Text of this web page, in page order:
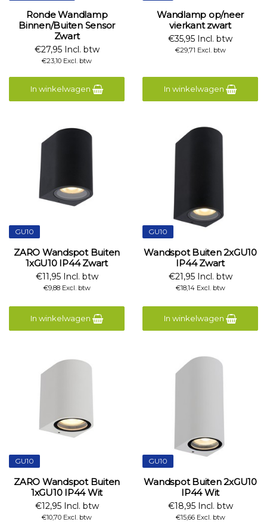
Ronde Wandlamp
Binnen/Buiten Sensor
Zwart
€27,95 Incl. btw
€23,10 Excl. btw
In winkelwagen
Wandlamp op/neer
vierkant zwart
€35,95 Incl. btw
€29,71 Excl. btw
In winkelwagen
GU10
ZARO Wandspot Buiten
1xGU10 IP44 Zwart
€11,95 Incl. btw
€9,88 Excl. btw
In winkelwagen
GU10
Wandspot Buiten 2xGU10
IP44 Zwart
€21,95 Incl. btw
€18,14 Excl. btw
In winkelwagen
GU10
ZARO Wandspot Buiten
1xGU10 IP44 Wit
€12,95 Incl. btw
€10,70 Excl. btw
GU10
Wandspot Buiten 2xGU10
IP44 Wit
€18,95 Incl. btw
€15,66 Excl. btw